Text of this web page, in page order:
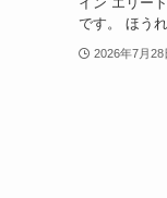
です。 ほう
2026年7月28